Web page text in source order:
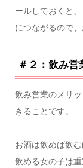
ールしておくと
につながるので
＃２：飲み
飲み営業のメリ
きることです。
お酒は飲めば飲
飲める女の子は重